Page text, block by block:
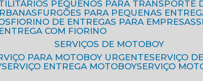
PEQUENOS PARA TRANSPORTE
FURGÕES PARA PEQUENAS
FIORINO DE ENTREGAS PARA EMPRESAS
ENTREGA COM FIORINO
SERVIÇOS DE MOTOBOY
PARA MOTOBOY URGENTE
SERVIÇO
SERVIÇO ENTREGA MOTOBOY SERVIÇO